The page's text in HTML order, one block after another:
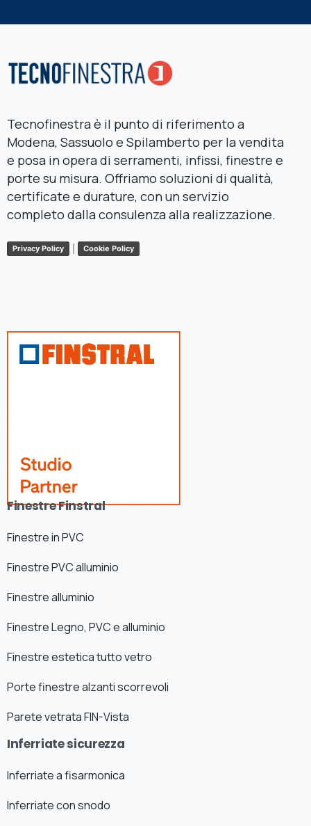
Tecnofinestra è il punto di riferimento a
Modena, Sassuolo e Spilamberto per la vendita
e posa in opera di serramenti, infissi, finestre e
porte su misura. Offriamo soluzioni di qualità,
certificate e durature, con un servizio
completo dalla consulenza alla realizzazione.
Privacy Policy Cookie Policy
Finestre Finstral
Finestre in PVC
Finestre PVC alluminio
Finestre alluminio
Finestre Legno, PVC e alluminio
Finestre estetica tutto vetro
Porte finestre alzanti scorrevoli
Parete vetrata FIN-Vista
Inferriate sicurezza
Inferriate a fisarmonica
Inferriate con snodo